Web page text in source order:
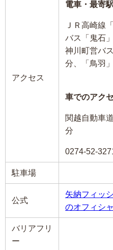
アクセス
電車・最寄駅
ＪＲ高崎線
バス「鬼石
神川町営バ
分、「鳥羽
車でのアク
関越自動車
分
0274-52-
駐車場
公式
矢納フィッ
のオフィシ
バリアフリ
ー